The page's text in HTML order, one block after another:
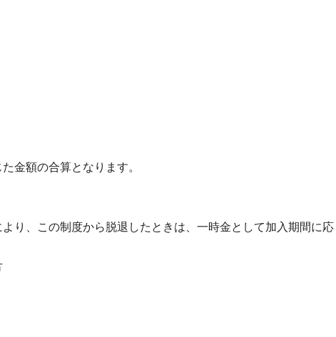
金額の合算となります。
り、この制度から脱退したときは、一時金として加入期間に